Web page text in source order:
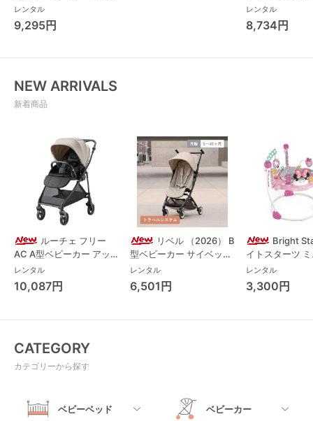
(Combi)
レンタル
9,295円
Long スリープ
コンビ(Combi)
チェア・ベビー
レンタル
8,734円
NEW ARRIVALS
新着商品
ルーチェ フリー
AC A型ベビーカー アッ
プリカ(Aprica) A型ベビ
ーカー アップリカ
(Aprica)
レンタル
10,087円
リベル （2026） B
型ベビーカー サイベック
ス(cybex)
レンタル
6,501円
Bright
イトスターツ
ス フォーエバ
レンド ジャン
パルー キッズ
レンタル
3,300円
CATEGORY
カテゴリーから探す
ベビーベッド ベビーカー